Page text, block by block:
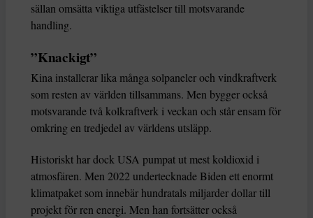
sällan omsätta viktiga utfästelser till motsvarande
handling.
”Knackigt”
Kina installerar lika många solpaneler och vindkraftverk
som resten av världen tillsammans. Men bygger också
motsvarande två kolkraftverk i veckan och står ensam för
omkring en tredjedel av världens utsläpp.
Historiskt har dock USA pumpat ut mest koldioxid i
atmosfären. Men 2022 undertecknade Biden ett enormt
klimatpaket som innebär hundratals miljarder dollar till
projekt för ren energi. Men han fortsätter också